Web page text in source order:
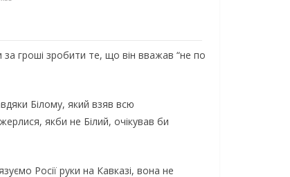
гроші зробити те, що він вважав “не по
Білому, який взяв всю
якби не Білий, очікував би
Росії руки на Кавказі, вона не